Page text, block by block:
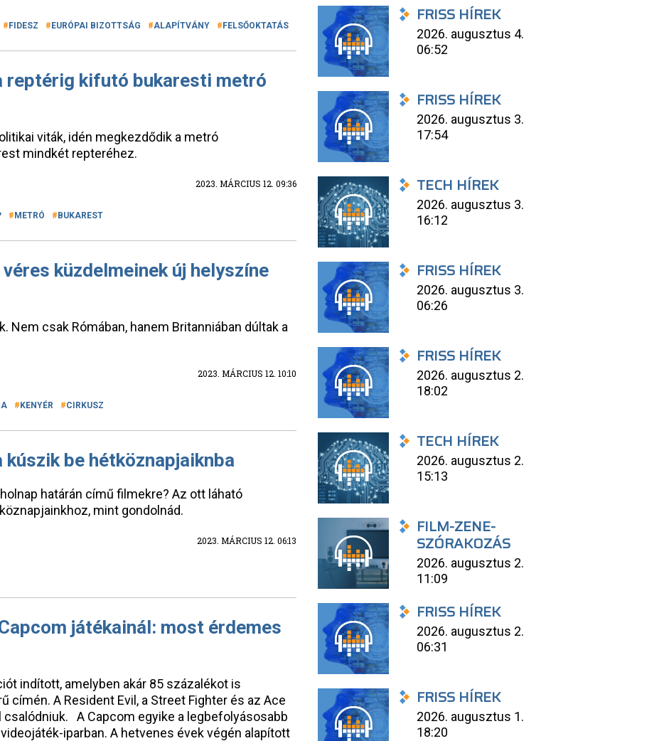
FIDESZ EURÓPAI BIZOTTSÁG ALAPÍTVÁNY FELSŐOKTATÁS
reptérig kifutó bukaresti metró
viták, idén megkezdődik a metró
mindkét repteréhez.
2023. MÁRCIUS 12. 09:36
METRÓ BUKAREST
küzdelmeinek új helyszíne
Nem csak Rómában, hanem Britanniában dúltak a
2023. MÁRCIUS 12. 10:10
KENYÉR CIRKUSZ
be hétköznapjaiknba
határán című filmekre? Az ott láható
mint gondolnád.
2023. MÁRCIUS 12. 06:13
játékainál: most érdemes
indított, amelyben akár 85 százalékot is
címén. A Resident Evil, a Street Fighter és az Ace
A Capcom egyike a legbefolyásosabb
iparban. A hetvenes évek végén alapított
FRISS HÍREK
2026. augusztus 4.
06:52
FRISS HÍREK
2026. augusztus 3.
17:54
TECH HÍREK
2026. augusztus 3.
16:12
FRISS HÍREK
2026. augusztus 3.
06:26
FRISS HÍREK
2026. augusztus 2.
18:02
TECH HÍREK
2026. augusztus 2.
15:13
FILM-ZENE-
SZÓRAKOZÁS
2026. augusztus 2.
11:09
FRISS HÍREK
2026. augusztus 2.
06:31
FRISS HÍREK
2026. augusztus 1.
18:20